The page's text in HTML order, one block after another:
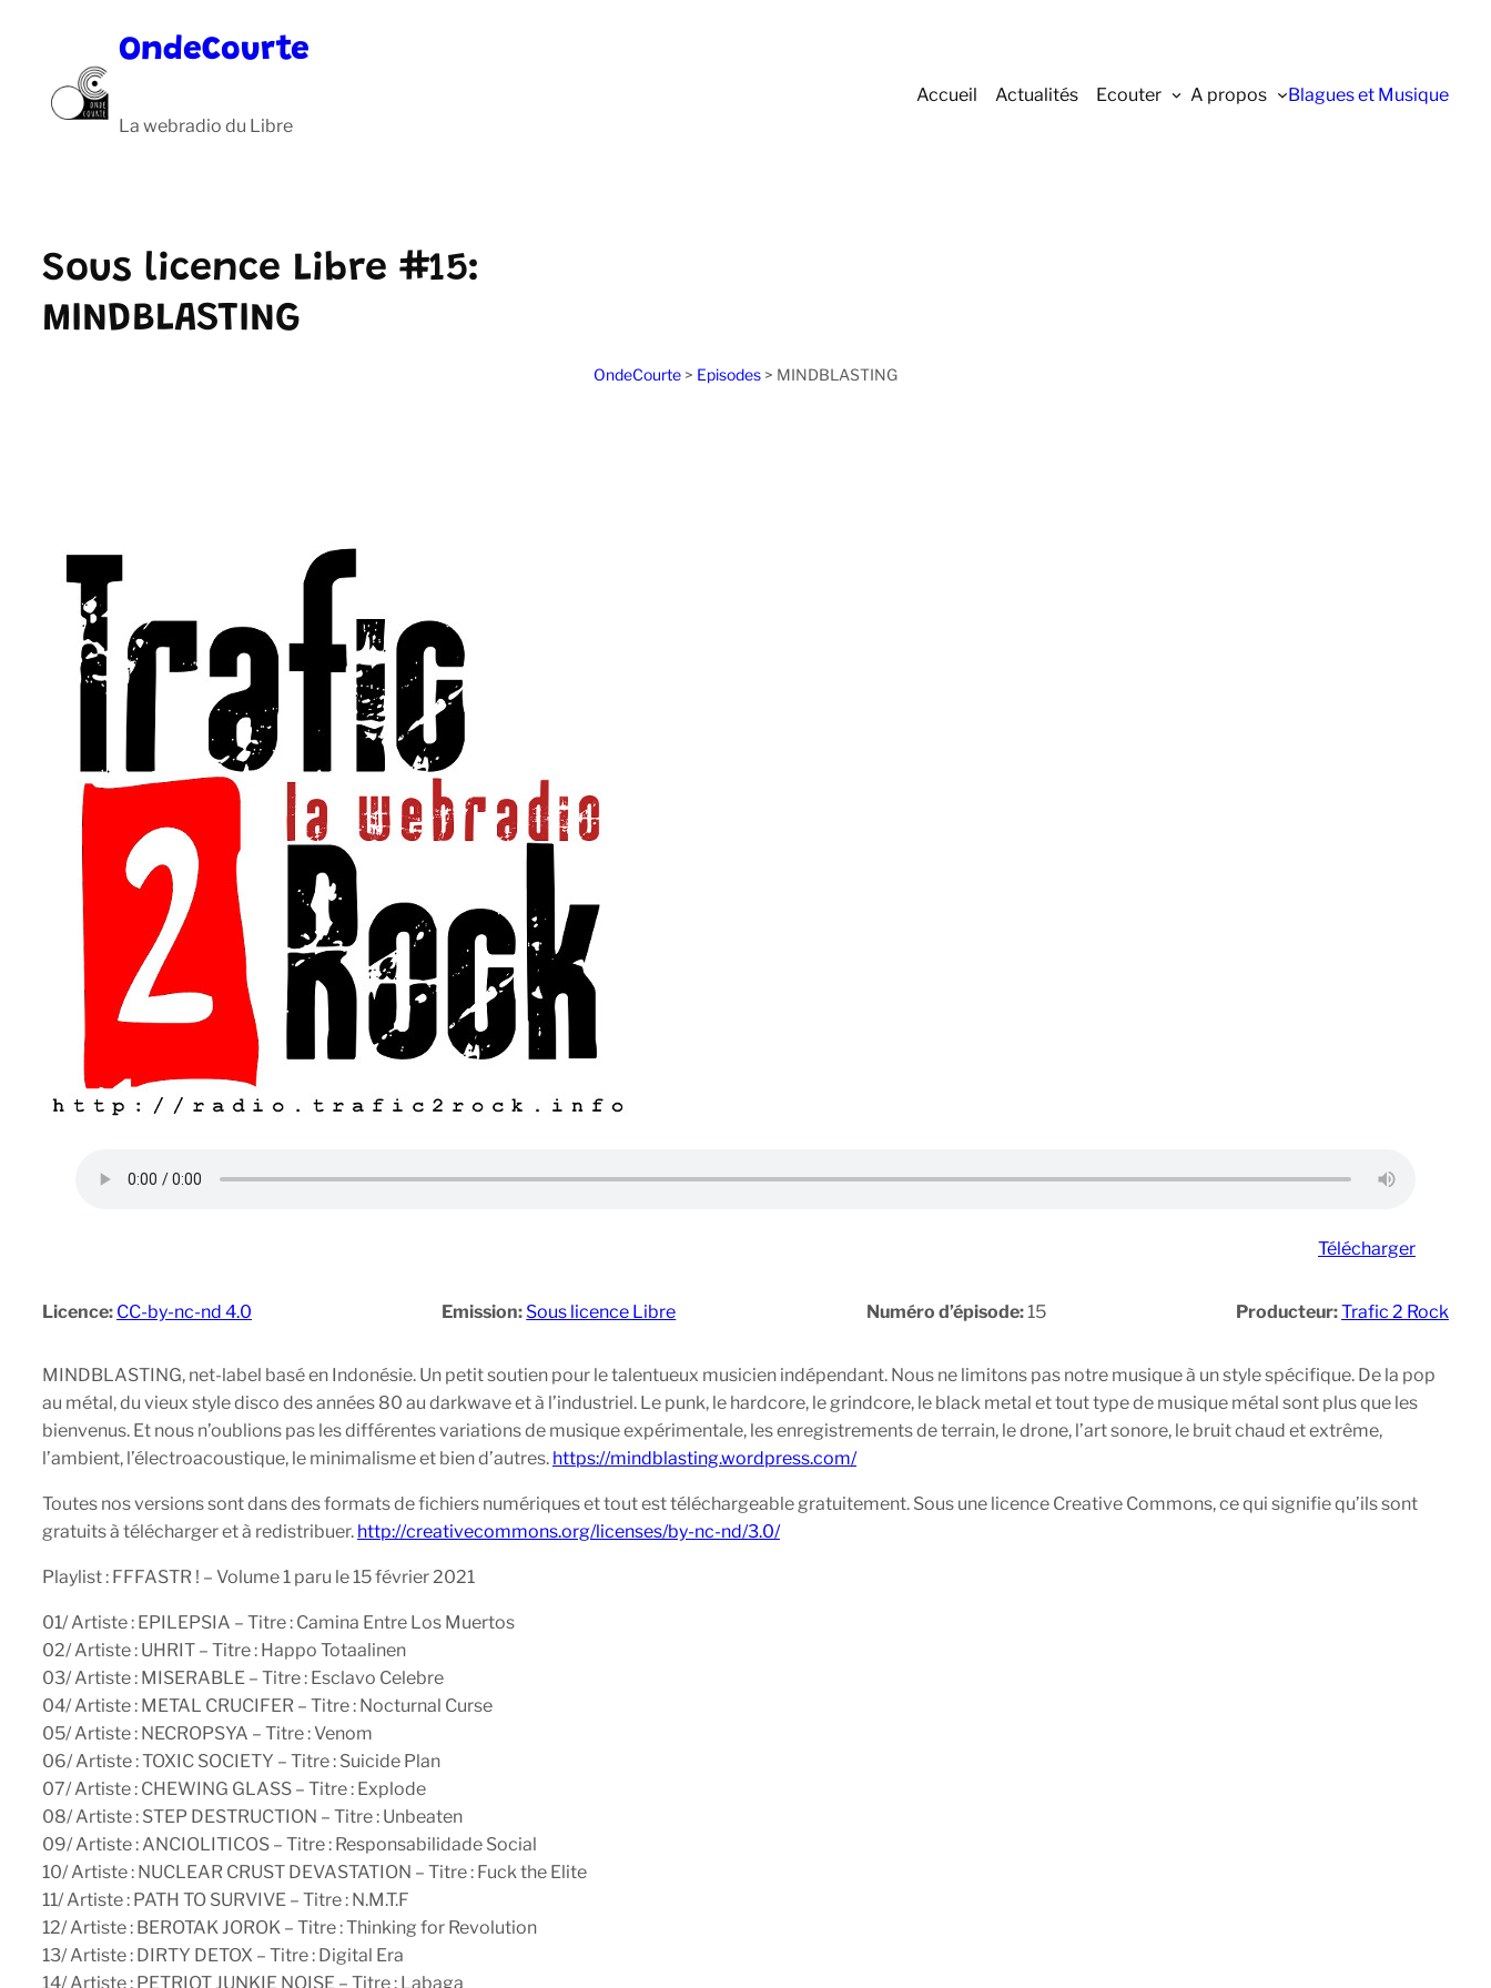
OndeCourte
La webradio du Libre
Accueil Actualités Ecouter A propos Blagues et Musique
Sous licence Libre #15:
MINDBLASTING
OndeCourte > Episodes > MINDBLASTING
Télécharger
Licence: CC-by-nc-nd 4.0 Emission: Sous licence Libre Numéro d’épisode:15 Producteur:Trafic 2 Rock
MINDBLASTING, net-label basé en Indonésie. Un petit soutien pour le talentueux musicien indépendant. Nous ne limitons pas notre musique à un style spécifique. De la pop
au métal, du vieux style disco des années 80 au darkwave et à l’industriel. Le punk, le hardcore, le grindcore, le black metal et tout type de musique métal sont plus que les
bienvenus. Et nous n’oublions pas les différentes variations de musique expérimentale, les enregistrements de terrain, le drone, l’art sonore, le bruit chaud et extrême,
l’ambient, l’électroacoustique, le minimalisme et bien d’autres. https://mindblasting.wordpress.com/
Toutes nos versions sont dans des formats de fichiers numériques et tout est téléchargeable gratuitement. Sous une licence Creative Commons, ce qui signifie qu’ils sont
gratuits à télécharger et à redistribuer. http://creativecommons.org/licenses/by-nc-nd/3.0/
Playlist : FFFASTR ! – Volume 1 paru le 15 février 2021
01/ Artiste : EPILEPSIA – Titre : Camina Entre Los Muertos
02/ Artiste : UHRIT – Titre : Happo Totaalinen
03/ Artiste : MISERABLE – Titre : Esclavo Celebre
04/ Artiste : METAL CRUCIFER – Titre : Nocturnal Curse
05/ Artiste : NECROPSYA – Titre : Venom
06/ Artiste : TOXIC SOCIETY – Titre : Suicide Plan
07/ Artiste : CHEWING GLASS – Titre : Explode
08/ Artiste : STEP DESTRUCTION – Titre : Unbeaten
09/ Artiste : ANCIOLITICOS – Titre : Responsabilidade Social
10/ Artiste : NUCLEAR CRUST DEVASTATION – Titre : Fuck the Elite
11/ Artiste : PATH TO SURVIVE – Titre : N.M.T.F
12/ Artiste : BEROTAK JOROK – Titre : Thinking for Revolution
13/ Artiste : DIRTY DETOX – Titre : Digital Era
14/ Artiste : PETRIOT JUNKIE NOISE – Titre : Labaga